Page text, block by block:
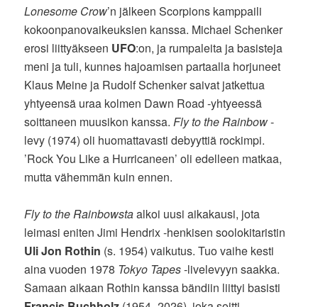
Lonesome Crow’n jälkeen Scorpions kamppaili
kokoonpanovaikeuksien kanssa. Michael Schenker
erosi liittyäkseen UFO:on, ja rumpaleita ja basisteja
meni ja tuli, kunnes hajoamisen partaalla horjuneet
Klaus Meine ja Rudolf Schenker saivat jatkettua
yhtyeensä uraa kolmen Dawn Road -yhtyeessä
soittaneen muusikon kanssa.Fly to the Rainbow-
levy (1974) oli huomattavasti debyyttiä rockimpi.
’Rock You Like a Hurricaneen’ oli edelleen matkaa,
mutta vähemmän kuin ennen.
Fly to the Rainbowstaalkoi uusi aikakausi, jota
leimasi eniten Jimi Hendrix -henkisen soolokitaristin
Uli Jon Rothin (s. 1954) vaikutus. Tuo vaihe kesti
aina vuoden 1978 Tokyo Tapes-livelevyyn saakka.
Samaan aikaan Rothin kanssa bändiin liittyi basisti